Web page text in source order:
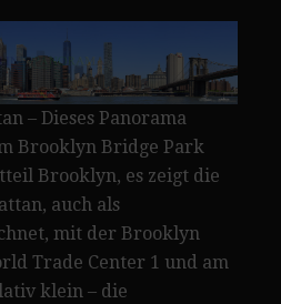
– Dieses Panorama
Brooklyn Bridge Park
Brooklyn, es zeigt die
auch als
mit der Brooklyn
Trade Center 1 und am
klein – die